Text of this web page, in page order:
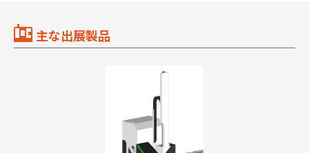
主な出展製品